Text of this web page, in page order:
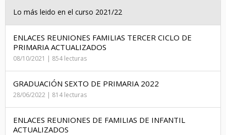
Lo más leido en el curso 2021/22
ENLACES REUNIONES FAMILIAS TERCER CICLO DE
PRIMARIA ACTUALIZADOS
08/10/2021 | 854 lecturas
GRADUACIÓN SEXTO DE PRIMARIA 2022
28/06/2022 | 814 lecturas
ENLACES REUNIONES DE FAMILIAS DE INFANTIL
ACTUALIZADOS